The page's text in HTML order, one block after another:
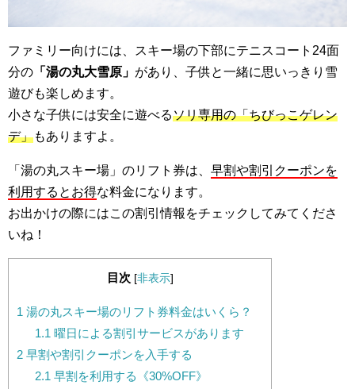
ファミリー向けには、スキー場の下部にテニスコート24面
分の 「湯の丸大雪原」 があり、子供と一緒に思いっきり雪
遊びも楽しめます。
小さな子供には安全に遊べるソリ専用の「ちびっこゲレン
デ」もありますよ。
「湯の丸スキー場」のリフト券は、 早割や割引クーポンを
利用するとお得な料金になります。
お出かけの際にはこの割引情報をチェックしてみてくださ
いね！
目次 [非表示]
1 湯の丸スキー場のリフト券料金はいくら？
1.1 曜日による割引サービスがあります
2 早割や割引クーポンを入手する
2.1 早割を利用する《30%OFF》